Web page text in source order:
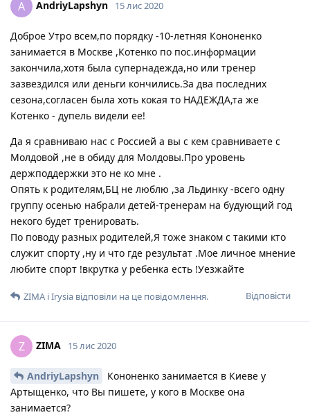
A AndriyLapshyn 15 лис 2020
Доброе Утро всем,по порядку -10-летняя Кононенко
занимается в Москве ,Котенко по пос.информации
закончила,хотя была супернадежда,но или тренер
зазвездился или деньги кончились.За два последних
сезона,согласен была хоть кокая то НАДЕЖДА,та же
Котенко - дупель видели ее!
Да я сравниваю нас с Россией а вы с кем сравниваете с
Молдовой ,не в обиду для Молдовы.Про уровень
держподдержки это не ко мне .
Опять к родителям,БЦ не люблю ,за Льдинку -всего одну
группу осенью набрали детей-тренерам на будующий год
некого будет тренировать.
По поводу разных родителей,Я тоже знаком с такими кто
служит спорту ,ну и что где результат .Мое личное мнение
любите спорт !вкрутка у ребенка есть !Уезжайте
Відповісти
ZIMA іIrysia відповіли на це повідомлення.
Z ZIMA 15 лис 2020
AndriyLapshyn
Кононенко занимается в Киеве у
Артыщенко, что Вы пишете, у кого в Москве она
занимается?